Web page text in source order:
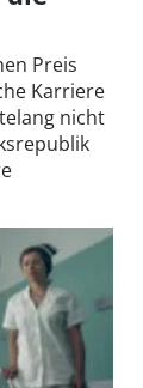
Preis
Karriere
nicht